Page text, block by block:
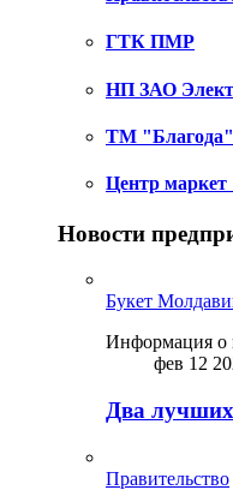
ГТК ПМР
НП ЗАО
ТМ "Благода"
Центр
Новости
Букет
Информация о
фев 12
Два
Правительство